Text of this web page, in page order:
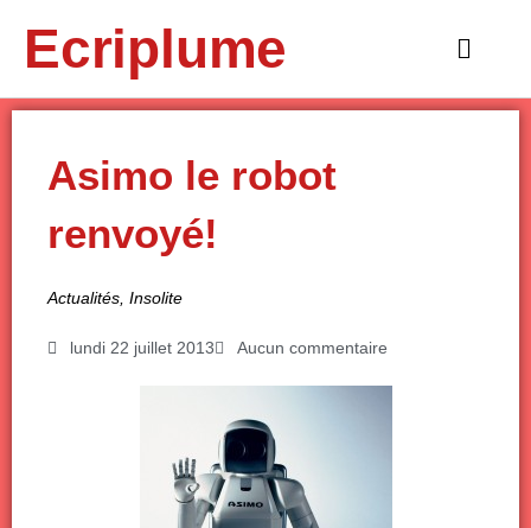
contenuEcriplume
Main
Asimo le robot
renvoyé!
Actualités, Insolite
lundi 22 juillet 2013 Aucun commentaire